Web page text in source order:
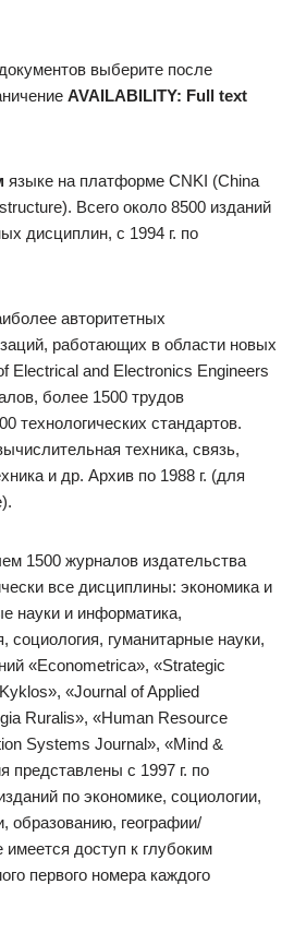
выберите после
AVAILABILITY: Full text
языке на платформе CNKI (China
Всего около 8500 изданий
дисциплин, с 1994 г. по
авторитетных
работающих в области новых
Electrical and Electronics Engineers
более 1500 трудов
технологических стандартов.
техника, связь,
и др. Архив по 1988 г. (для
1500 журналов издательства
все дисциплины: экономика и
науки и информатика,
социология, гуманитарные науки,
«Econometrica», «Strategic
«Journal of Applied
Ruralis», «Human Resource
Systems Journal», «Mind &
представлены с 1997 г. по
по экономике, социологии,
образованию, географии/
имеется доступ к глубоким
первого номера каждого